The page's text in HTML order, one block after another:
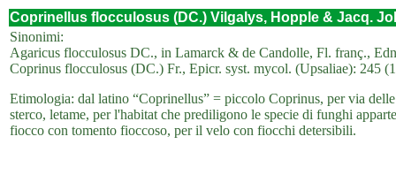
Coprinellus flocculosus (DC.) Vilgalys, Hopple & Jacq.
Sinonimi:
Agaricus flocculosus DC., in Lamarck & de Candolle, Fl. franç.,
Coprinus flocculosus (DC.) Fr., Epicr. syst. mycol. (Upsaliae): 245
Etimologia: dal latino “Coprinellus” = piccolo Coprinus, per via
sterco, letame, per l'habitat che prediligono le specie di funghi
fiocco con tomento fioccoso, per il velo con fiocchi detersibili.